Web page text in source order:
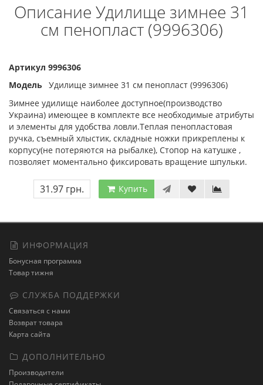
Описание Удилище зимнее 31
см пенопласт (9996306)
Артикул 9996306
Модель
Удилище зимнее 31 см пенопласт (9996306)
Зимнее удилище наиболее доступное(производство
Украина) имеющее в комплекте все необходимые атрибуты
и элементы для удобства ловли.Теплая пенопластовая
ручка, съемный хлыстик, складные ножки прикреплены к
корпусу(не потеряются на рыбалке), Стопор на катушке ,
позволяет моментально фиксировать вращение шпульки.
31.97 грн. Купить
ИНФОРМАЦИЯ
Бонусная программа
Товар тижня
СЛУЖБА ПОДДЕРЖКИ
Связаться с нами
Возврат товара
Карта сайта
ДОПОЛНИТЕЛЬНО
Производители